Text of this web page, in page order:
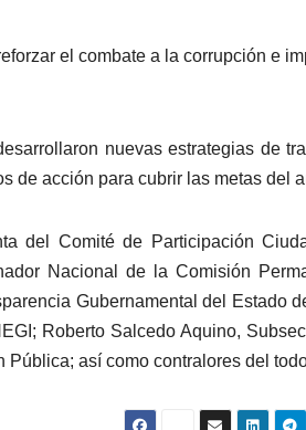
el combate a la corrupción e
nuevas estrategias de
de acción para cubrir las metas del
del Comité de Participación
Nacional de la Comisión
Gubernamental del Estado
Roberto Salcedo Aquino,
así como contralores del